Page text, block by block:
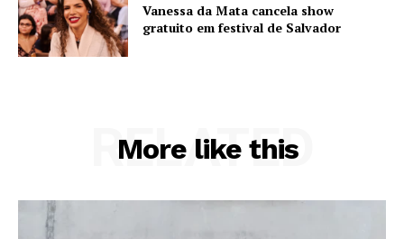
Vanessa da Mata cancela show
gratuito em festival de Salvador
More like this
RELATED